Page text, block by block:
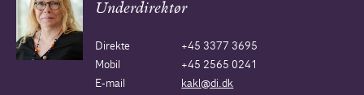
Underdirektør
Direkte
+45 3377 3695
Mobil
+45 2565 0241
E-mail
kakl@di.dk